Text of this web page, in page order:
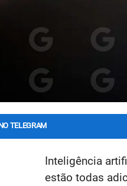
TELEGRAM
Inteligência
estão todas